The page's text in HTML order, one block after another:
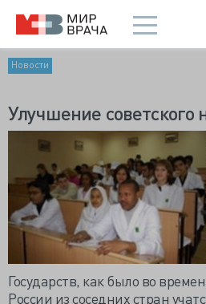
Новости
Улучшение советского
Государств, как было во
России из соседних стран